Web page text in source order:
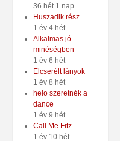
36 hét 1 nap
Huszadik rész...
1 év 4 hét
Alkalmas jó
minéségben
1 év 6 hét
Elcserélt lányok
1 év 8 hét
helo szeretnék a
dance
1 év 9 hét
Call Me Fitz
1 év 10 hét